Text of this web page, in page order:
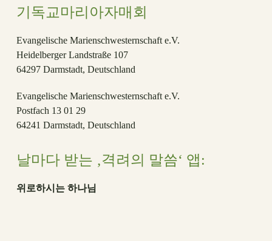
기독교마리아자매회
Evangelische Marienschwesternschaft e.V.
Heidelberger Landstraße 107
64297 Darmstadt, Deutschland
Evangelische Marienschwesternschaft e.V.
Postfach 13 01 29
64241 Darmstadt, Deutschland
날마다 받는 ‚격려의 말씀‘ 앱:
위로하시는 하나님